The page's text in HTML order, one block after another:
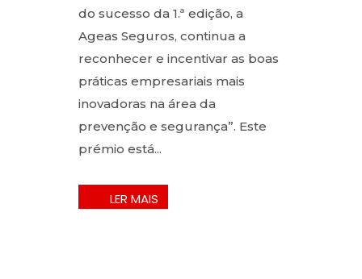
do sucesso da 1.ª edição, a
Ageas Seguros, continua a
reconhecer e incentivar as boas
práticas empresariais mais
inovadoras na área da
prevenção e segurança”. Este
prémio está...